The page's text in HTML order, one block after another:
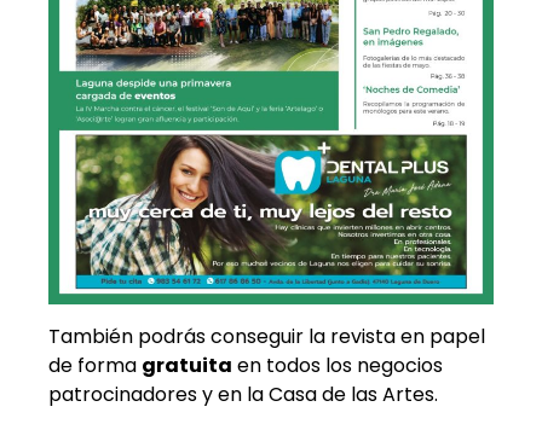
También podrás conseguir la revista en papel
de forma gratuita en todos los negocios
patrocinadores y en la Casa de las Artes.